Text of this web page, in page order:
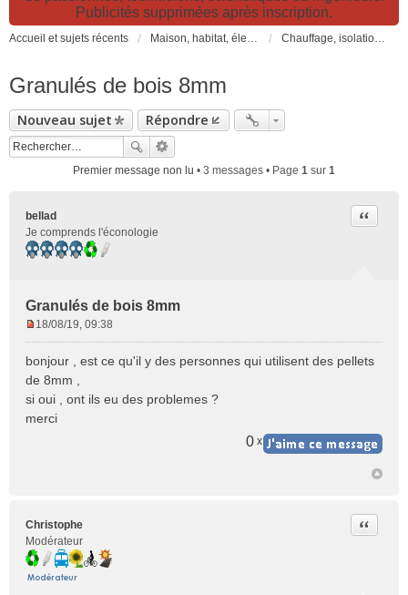
Publicités supprimées après inscription.
Accueil et sujets récents Maison, habitat, électricité et jardin. Travaux et bricolage. Chauffage, isolation, ventilation, VMC, refroidissement...
Granulés de bois 8mm
Nouveau sujet Répondre
Premier message non lu • 3 messages • Page 1 sur 1
bellad
Je comprends l'éconologie
Granulés de bois 8mm
Citer
s
s
a
g
18/08/19, 09:38
bonjour , est ce qu'il y des personnes qui utilisent des pellets
de 8mm ,
si oui , ont ils eu des problemes ?
merci
0 x
Christophe
Modérateur
Citer